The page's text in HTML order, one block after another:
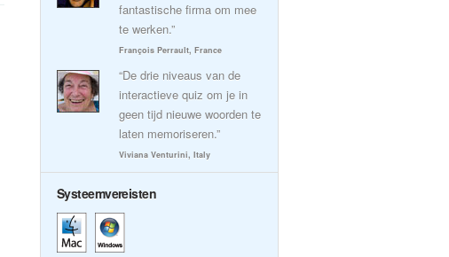
fantastische firma om mee
te werken.”
François Perrault, France
“De drie niveaus van de
interactieve quiz om je in
geen tijd nieuwe woorden te
laten memoriseren.”
Viviana Venturini, Italy
Systeemvereisten